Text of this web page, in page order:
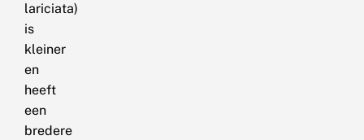
lariciata)
is
kleiner
en
heeft
een
bredere